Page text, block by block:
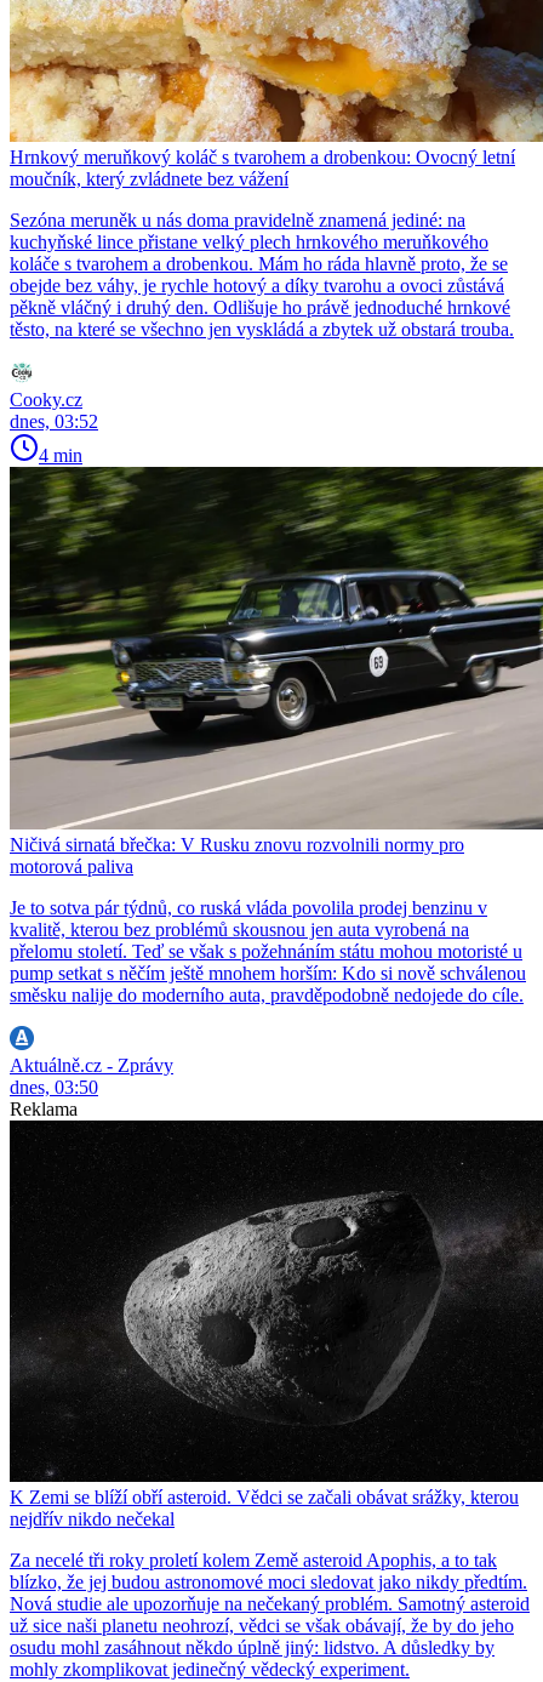
Hrnkový meruňkový koláč s tvarohem a drobenkou: Ovocný letní
moučník, který zvládnete bez vážení
Sezóna meruněk u nás doma pravidelně znamená jediné: na
kuchyňské lince přistane velký plech hrnkového meruňkového
koláče s tvarohem a drobenkou. Mám ho ráda hlavně proto, že se
obejde bez váhy, je rychle hotový a díky tvarohu a ovoci zůstává
pěkně vláčný i druhý den. Odlišuje ho právě jednoduché hrnkové
těsto, na které se všechno jen vyskládá a zbytek už obstará trouba.
Cooky.cz
dnes, 03:52
4 min
Ničivá sirnatá břečka: V Rusku znovu rozvolnili normy pro
motorová paliva
Je to sotva pár týdnů, co ruská vláda povolila prodej benzinu v
kvalitě, kterou bez problémů skousnou jen auta vyrobená na
přelomu století. Teď se však s požehnáním státu mohou motoristé u
pump setkat s něčím ještě mnohem horším: Kdo si nově schválenou
směsku nalije do moderního auta, pravděpodobně nedojede do cíle.
Aktuálně.cz - Zprávy
dnes, 03:50
Reklama
K Zemi se blíží obří asteroid. Vědci se začali obávat srážky, kterou
nejdřív nikdo nečekal
Za necelé tři roky proletí kolem Země asteroid Apophis, a to tak
blízko, že jej budou astronomové moci sledovat jako nikdy předtím.
Nová studie ale upozorňuje na nečekaný problém. Samotný asteroid
už sice naši planetu neohrozí, vědci se však obávají, že by do jeho
osudu mohl zasáhnout někdo úplně jiný: lidstvo. A důsledky by
mohly zkomplikovat jedinečný vědecký experiment.